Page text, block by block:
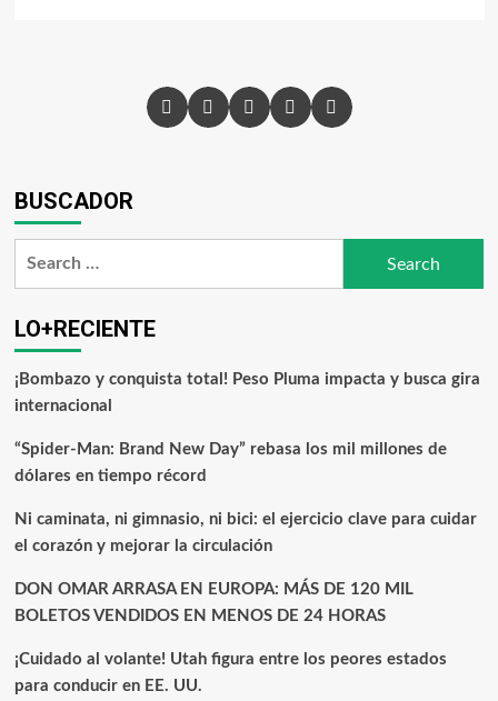
BUSCADOR
LO+RECIENTE
¡Bombazo y conquista total! Peso Pluma impacta y busca gira
internacional
“Spider-Man: Brand New Day” rebasa los mil millones de
dólares en tiempo récord
Ni caminata, ni gimnasio, ni bici: el ejercicio clave para cuidar
el corazón y mejorar la circulación
DON OMAR ARRASA EN EUROPA: MÁS DE 120 MIL
BOLETOS VENDIDOS EN MENOS DE 24 HORAS
¡Cuidado al volante! Utah figura entre los peores estados
para conducir en EE. UU.